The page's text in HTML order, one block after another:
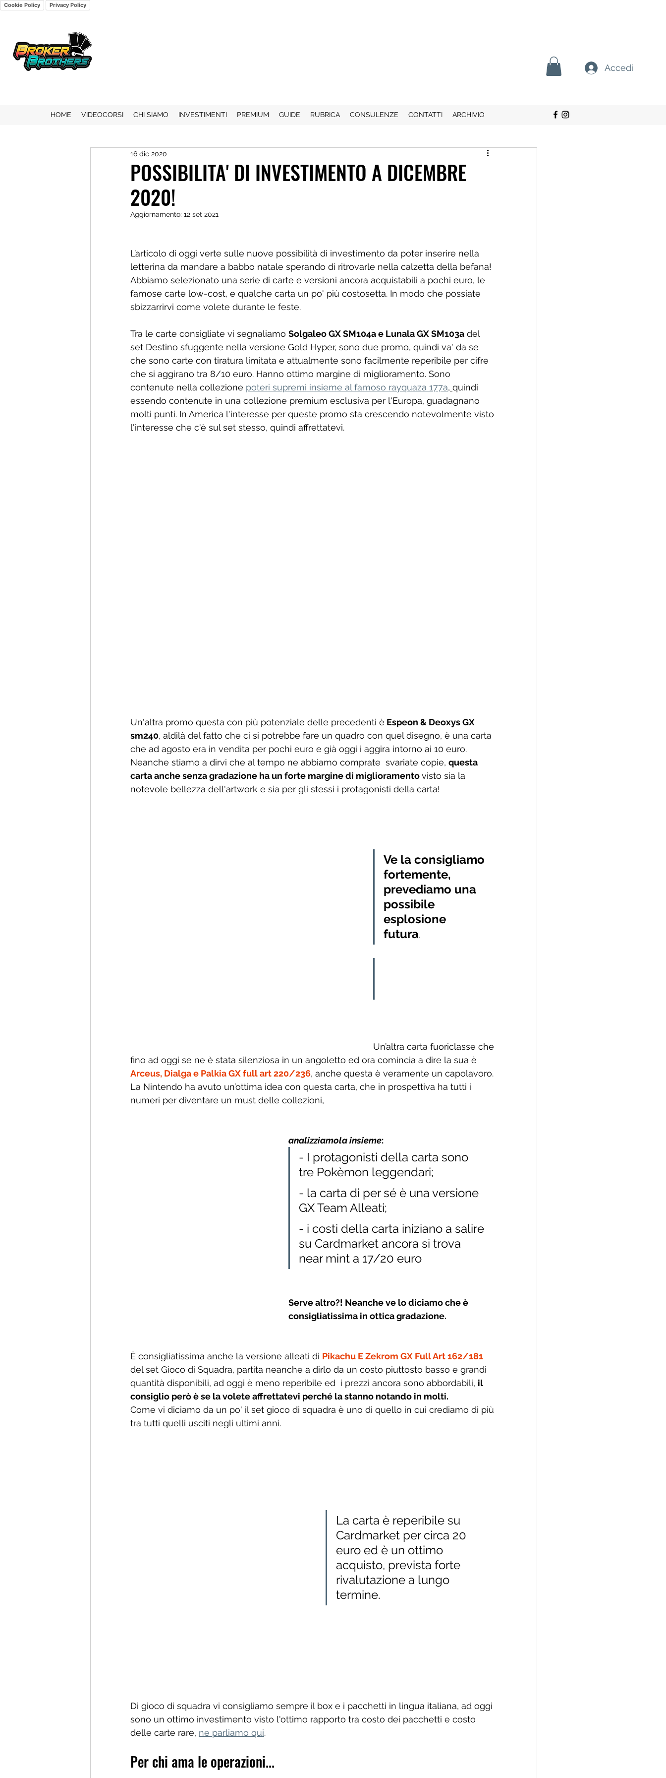
Cookie Policy Privacy Policy
Accedi
HOME VIDEOCORSI CHI SIAMO INVESTIMENTI PREMIUM GUIDE RUBRICA CONSULENZE CONTATTI ARCHIVIO
POSSIBILITA' DI INVESTIMENTO A DICEMBRE
2020!
16 dic 2020
Aggiornamento: 12 set 2021
L’articolo di oggi verte sulle nuove possibilità di investimento da poter inserire nella
letterina da mandare a babbo natale sperando di ritrovarle nella calzetta della befana!
Abbiamo selezionato una serie di carte e versioni ancora acquistabili a pochi euro, le
famose carte low-cost, e qualche carta un po' più costosetta. In modo che possiate
sbizzarrirvi come volete durante le feste.
Tra le carte consigliate vi segnaliamo Solgaleo GX SM104a e Lunala GX SM103a del
set Destino sfuggente nella versione Gold Hyper, sono due promo, quindi va' da se
che sono carte con tiratura limitata e attualmente sono facilmente reperibile per cifre
che si aggirano tra 8/10 euro. Hanno ottimo margine di miglioramento. Sono
contenute nella collezione poteri supremi insieme al famoso rayquaza 177a, quindi
essendo contenute in una collezione premium esclusiva per l'Europa, guadagnano
molti punti. In America l'interesse per queste promo sta crescendo notevolmente visto
l'interesse che c'è sul set stesso, quindi affrettatevi.
Un'altra promo questa con più potenziale delle precedenti è Espeon & Deoxys GX
sm240, aldilà del fatto che ci si potrebbe fare un quadro con quel disegno, è una carta
che ad agosto era in vendita per pochi euro e già oggi i aggira intorno ai 10 euro.
Neanche stiamo a dirvi che al tempo ne abbiamo comprate  svariate copie, questa
carta anche senza gradazione ha un forte margine di miglioramento visto sia la
notevole bellezza dell'artwork e sia per gli stessi i protagonisti della carta!
Ve la consigliamo
fortemente,
prevediamo una
possibile
esplosione
futura.
Un’altra carta fuoriclasse che
fino ad oggi se ne è stata silenziosa in un angoletto ed ora comincia a dire la sua è
Arceus, Dialga e Palkia GX full art 220/236, anche questa è veramente un capolavoro.
La Nintendo ha avuto un’ottima idea con questa carta, che in prospettiva ha tutti i
numeri per diventare un must delle collezioni,
analizziamola insieme:
- I protagonisti della carta sono
tre Pokèmon leggendari;
- la carta di per sé è una versione
GX Team Alleati;
- i costi della carta iniziano a salire
su Cardmarket ancora si trova
near mint a 17/20 euro
Serve altro?! Neanche ve lo diciamo che è
consigliatissima in ottica gradazione.
È consigliatissima anche la versione alleati di Pikachu E Zekrom GX Full Art 162/181
del set Gioco di Squadra, partita neanche a dirlo da un costo piuttosto basso e grandi
quantità disponibili, ad oggi è meno reperibile ed  i prezzi ancora sono abbordabili, il
consiglio però è se la volete affrettatevi perché la stanno notando in molti.
Come vi diciamo da un po' il set gioco di squadra è uno di quello in cui crediamo di più
tra tutti quelli usciti negli ultimi anni.
La carta è reperibile su
Cardmarket per circa 20
euro ed è un ottimo
acquisto, prevista forte
rivalutazione a lungo
termine.
Di gioco di squadra vi consigliamo sempre il box e i pacchetti in lingua italiana, ad oggi
sono un ottimo investimento visto l'ottimo rapporto tra costo dei pacchetti e costo
delle carte rare, ne parliamo qui.
Per chi ama le operazioni...